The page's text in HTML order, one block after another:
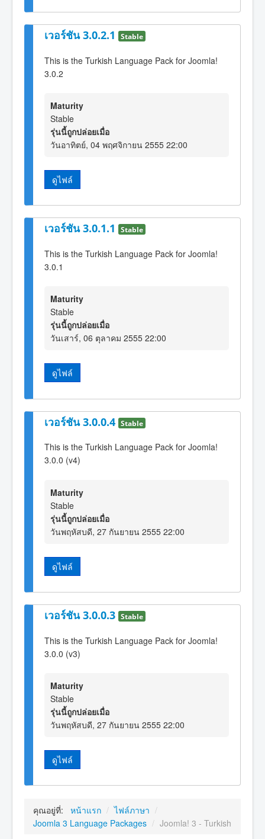
เวอร์ชัน 3.0.2.1 Stable
This is the Turkish Language Pack for Joomla!
3.0.2
Maturity
Stable
รุ่นนี้ถูกปล่อยเมื่อ
วันอาทิตย์, 04 พฤศจิกายน 2555 22:00
ดูไฟล์
เวอร์ชัน 3.0.1.1 Stable
This is the Turkish Language Pack for Joomla!
3.0.1
Maturity
Stable
รุ่นนี้ถูกปล่อยเมื่อ
วันเสาร์, 06 ตุลาคม 2555 22:00
ดูไฟล์
เวอร์ชัน 3.0.0.4 Stable
This is the Turkish Language Pack for Joomla!
3.0.0 (v4)
Maturity
Stable
รุ่นนี้ถูกปล่อยเมื่อ
วันพฤหัสบดี, 27 กันยายน 2555 22:00
ดูไฟล์
เวอร์ชัน 3.0.0.3 Stable
This is the Turkish Language Pack for Joomla!
3.0.0 (v3)
Maturity
Stable
รุ่นนี้ถูกปล่อยเมื่อ
วันพฤหัสบดี, 27 กันยายน 2555 22:00
ดูไฟล์
คุณอยู่ที่: หน้าแรก / ไฟล์ภาษา /
Joomla 3 Language Packages / Joomla! 3 - Turkish